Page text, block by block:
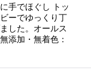
手でほぐし トッ
ーでゆっくり丁
した。オールス
添加・無着色：